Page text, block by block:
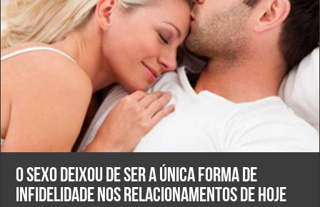
O sexo deixou de ser a única forma de
infidelidade nos relacionamentos de hoje